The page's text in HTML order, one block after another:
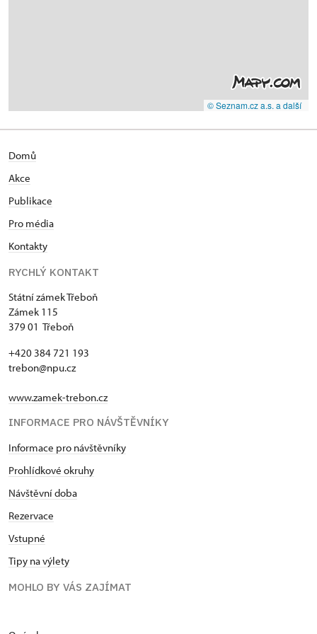
© Seznam.cz a.s. a další
Domů
Akce
Publikace
Pro média
Kontakty
RYCHLÝ KONTAKT
Státní zámek Třeboň
Zámek 115
379 01 Třeboň
+420 384 721 193
trebon@npu.cz
www.zamek-trebon.cz
INFORMACE PRO NÁVŠTĚVNÍKY
Informace pro návštěvníky
Prohlídkové okruhy
Návštěvní doba
Rezervace
Vstupné
Tipy na výlety
MOHLO BY VÁS ZAJÍMAT